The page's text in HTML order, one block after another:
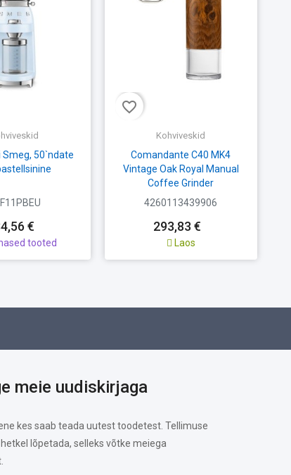
Smeg, 50`ndate
€
tooted
favorite_border
Kohviveskid
Comandante C40 MK4
Vintage Oak Royal Manual
Coffee Grinder
4260113439906
293,83 €
Laos
meie uudiskirjaga
kes saab teada uutest toodetest. Tellimuse
lõpetada, selleks võtke meiega